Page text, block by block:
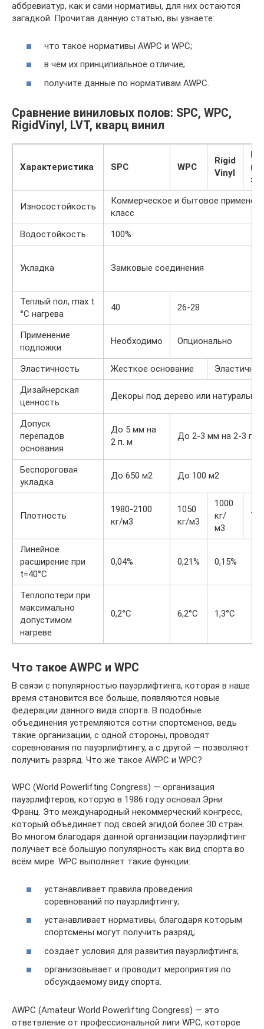
аббревиатур, как и сами нормативы, для них остаются
загадкой. Прочитав данную статью, вы узнаете:
что такое нормативы AWPC и WPC;
в чём их принципиальное отличие;
получите данные по нормативам AWPC.
Сравнение виниловых полов: SPC, WPC,
RigidVinyl, LVT, кварц винил
Характеристика SPC WPC
Rigid
Vinyl
Износостойкость
Коммерческое и бытовое
класс
Водостойкость
100%
Укладка Замковые соединения
Теплый пол, max t
°С нагрева
40 26-28
Применение
подложки
Необходимо Опционально
Эластичность Жесткое основание
Дизайнерская
ценность
Декоры под дерево или
Допуск
перепадов
основания
До 5 мм на
2 п. м
До 2-3 мм на 2-3 п. м
Беспороговая
укладка
До 650 м2 До 100 м2
Плотность
1980-2100
кг/м3
1050
кг/м3
1000
кг/
м3
Линейное
расширение при
t=40°С
0,04% 0,21% 0,15%
Теплопотери при
максимально
допустимом
нагреве
0,2°С 6,2°С 1,3°С
Что такое AWPC и WPC
В связи с популярностью пауэрлифтинга, которая в наше
время становится все больше, появляются новые
федерации данного вида спорта. В подобные
объединения устремляются сотни спортсменов, ведь
такие организации, с одной стороны, проводят
соревнования по пауэрлифтингу, а с другой — позволяют
получить разряд. Что же такое AWPC и WPC?
WPC (World Powerlifting Congress) — организация
пауэрлифтеров, которую в 1986 году основал Эрни
Франц. Это международный некоммерческий конгресс,
который объединяет под своей эгидой более 30 стран.
Во многом благодаря данной организации пауэрлифтинг
получает всё большую популярность как вид спорта во
всём мире. WPC выполняет такие функции:
устанавливает правила проведения
соревнований по пауэрлифтингу;
устанавливает нормативы, благодаря которым
спортсмены могут получить разряд;
создает условия для развития пауэрлифтинга;
организовывает и проводит мероприятия по
обсуждаемому виду спорта.
AWPC (Amateur World Powerlifting Congress) — это
ответвление от профессиональной лиги WPC, которое